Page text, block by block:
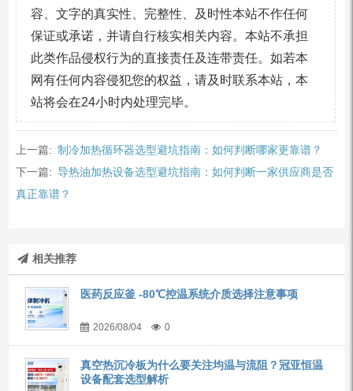
容、文字的真实性、完整性、及时性本站不作任何
保证或承诺，并请自行核实相关内容。本站不承担
此类作品侵权行为的直接责任及连带责任。如若本
网有任何内容侵犯您的权益，请及时联系本站，本
站将会在24小时内处理完毕。
上一篇: 制冷加热循环器选型避坑指南：如何判断哪家更靠谱？
下一篇: 导热油加热设备选型避坑指南：如何判断一家供应商是否
真正靠谱？
相关推荐
医药反应釜 -80℃控温系统介质选择注意事项
2026/08/04 0
真空热沉冷板为什么要关注均温与流阻？冠亚恒温
设备配套选型解析